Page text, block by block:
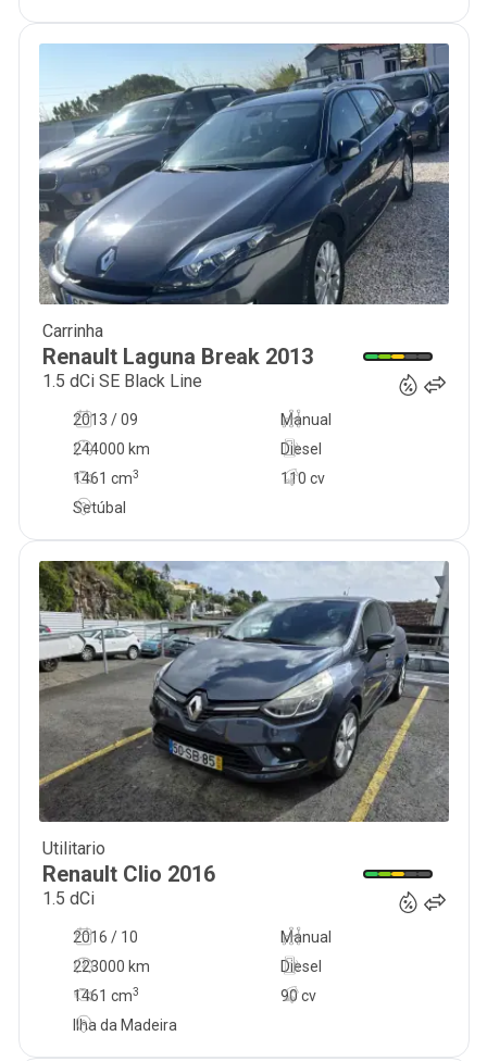
Carrinha
Renault Laguna Break 2013
1.5 dCi SE Black Line
2013 / 09
Manual
244000 km
110 cv
Diesel
1461 cm3
Setúbal
Utilitario
Renault Clio 2016
1.5 dCi
2016 / 10
Manual
223000 km
90 cv
Diesel
1461 cm3
Ilha da Madeira